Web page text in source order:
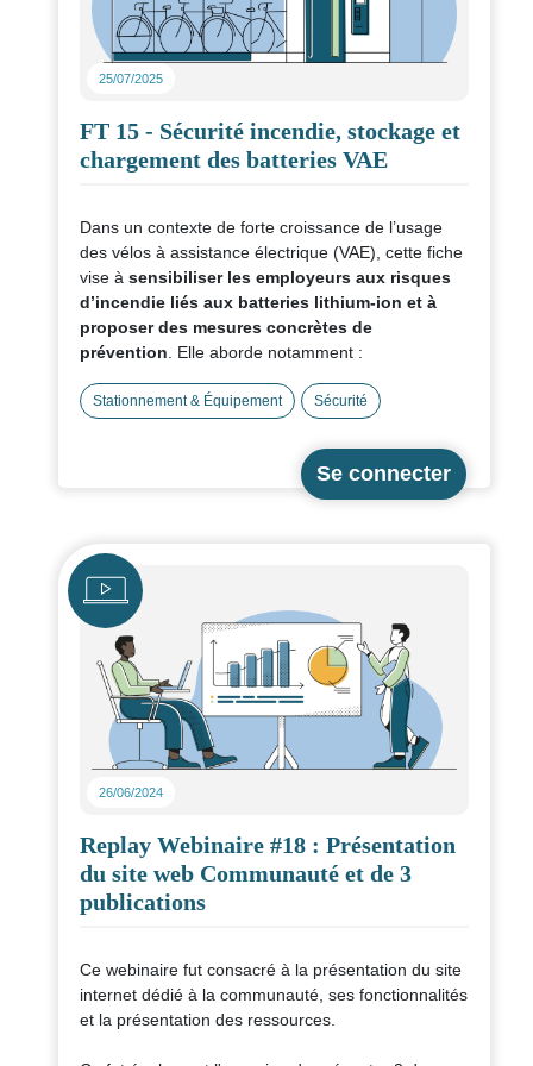
25/07/2025
FT 15 - Sécurité incendie, stockage et
chargement des batteries VAE
Dans un contexte de forte croissance de l’usage
des vélos à assistance électrique (VAE), cette fiche
vise àsensibiliser les employeurs aux risques
d’incendie liés aux batteries lithium-ion et à
proposer des mesures concrètes de
prévention . Elle aborde notamment :
La réglementation actuelle sur le sujet ;
Les critères de choix d’un local adapté ;
Les équipements recommandés ;
Les comportements et bonnes pratiques à
adopter en matière d’aménagement des
Cette fiche a été rédigée en partenariat avec
Sareco. Elle fait office de fiche référence pour toute
structure souhaitant se prémunir des risques en
lien avec l'utilisation de VAE.
Stationnement & Équipement Sécurité
Icône
26/06/2024
Replay Webinaire #18 : Présentation
du site web Communauté et de 3
publications
Ce webinaire fut consacré à la présentation du site
internet dédié à la communauté, ses fonctionnalités
et la présentation des ressources.